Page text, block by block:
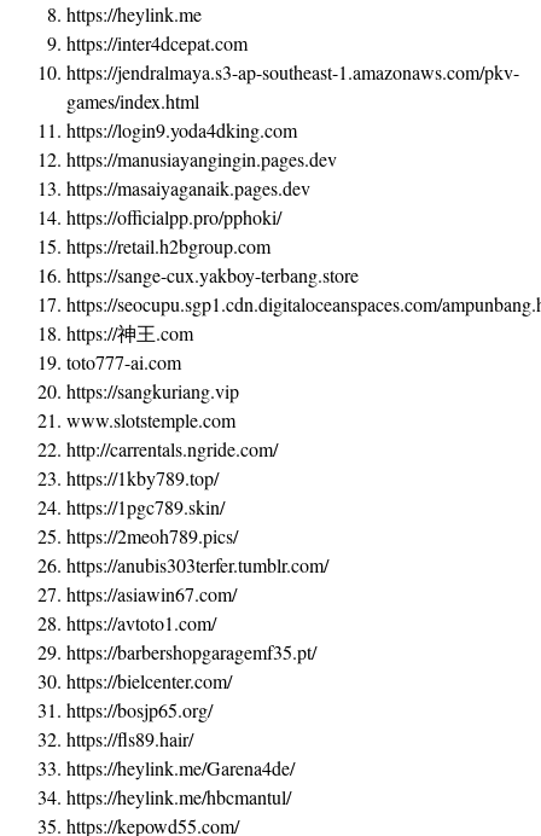
https://heylink.me
https://inter4dcepat.com
https://jendralmaya.s3-ap-southeast-1.amazonaws.com/pkv-
games/index.html
https://login9.yoda4dking.com
https://manusiayangingin.pages.dev
https://masaiyaganaik.pages.dev
https://officialpp.pro/pphoki/
https://retail.h2bgroup.com
https://sange-cux.yakboy-terbang.store
https://seocupu.sgp1.cdn.digitaloceanspaces.com/
https://神王.com
toto777-ai.com
https://sangkuriang.vip
www.slotstemple.com
http://carrentals.ngride.com/
https://1kby789.top/
https://1pgc789.skin/
https://2meoh789.pics/
https://anubis303terfer.tumblr.com/
https://asiawin67.com/
https://avtoto1.com/
https://barbershopgaragemf35.pt/
https://bielcenter.com/
https://bosjp65.org/
https://fls89.hair/
https://heylink.me/Garena4de/
https://heylink.me/hbcmantul/
https://kepowd55.com/